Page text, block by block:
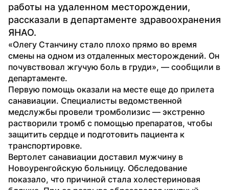
работы на удаленном месторождении,
рассказали в департаменте здравоохранения
ЯНАО.
«Олегу Станчину стало плохо прямо во время
смены на одном из отдаленных месторождений. Он
почувствовал жгучую боль в груди», — сообщили в
департаменте.
Первую помощь оказали на месте еще до прилета
санавиации. Специалисты ведомственной
медслужбы провели тромболизис — экстренно
растворили тромб с помощью препаратов, чтобы
защитить сердце и подготовить пациента к
транспортировке.
Вертолет санавиации доставил мужчину в
Новоуренгойскую больницу. Обследование
показало, что причиной стала холестериновая